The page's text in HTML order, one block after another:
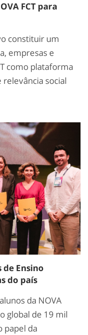
FCT para
constituir um
empresas e
como plataforma
social
Ensino
do país
da NOVA
global de 19 mil
papel da